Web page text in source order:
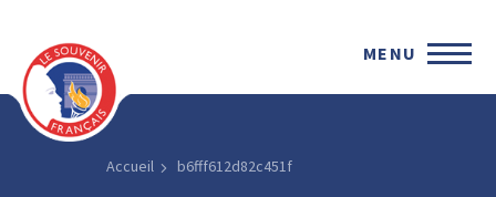
MENU
Accueil b6fff612d82c451f